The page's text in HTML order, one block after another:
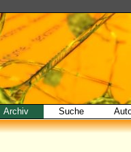
Archiv Suche